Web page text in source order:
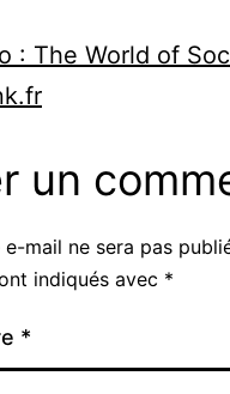
: The World of
un
mail ne sera pas
indiqués avec *
*